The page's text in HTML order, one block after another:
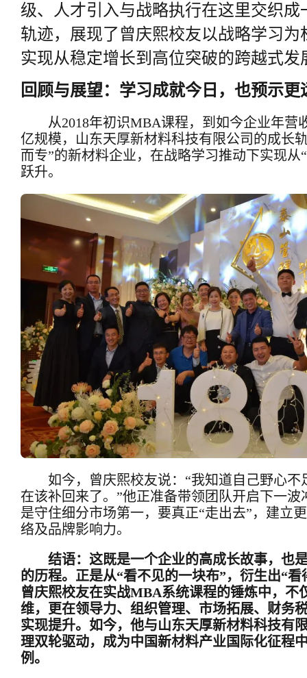
级、人才引入与战略执行在这里交织成
轨迹，展现了曾庆熙校友以战略学习为
实现从稳定增长到高位突破的跨越式发
回顾与展望：学习成就今日，也预示更
从2018年初识MBA课程，到如今企业年营
亿规模，山东天厚新材料科技有限公司的成长
而专”的新材料企业，在战略学习推动下实现从
跃升。
如今，曾庆熙校友说：“我知道自己野心
在该补回来了。”他正准备带领团队开启下一
是守住细分市场第一，要真正“走出去”，建立
络及品牌影响力。
结语：这既是一个企业的高成长故事，也
的历程。正是从“看不见的一块布”，衍生出“
曾庆熙校友在实战MBA系统课程的锤炼中，不
维，更在领导力、组织管理、市场拓展、财务
实现提升。如今，他与山东天厚新材料科技有
理双轮驱动，成为中国新材料产业国际化征程
例。